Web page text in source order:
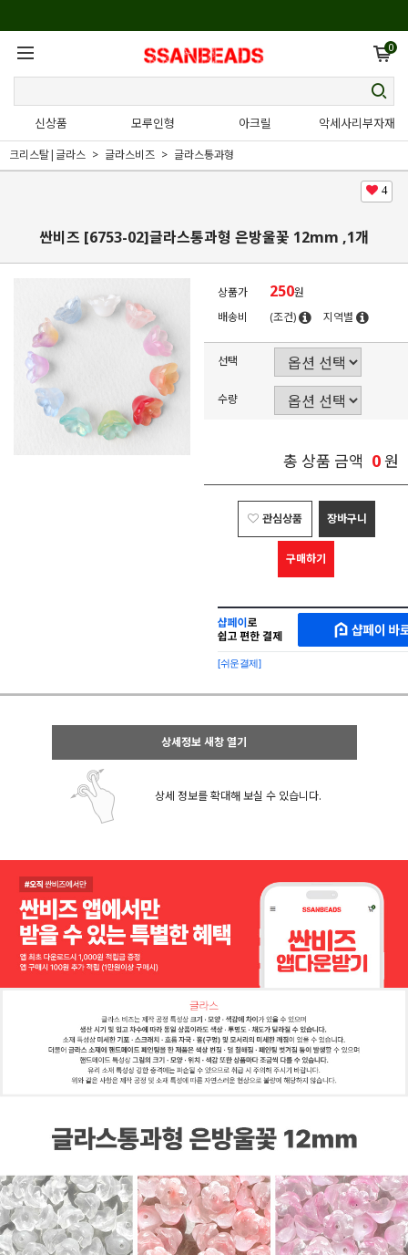
0
신상품 모루인형 아크릴 악세사리부자재
크리스탈|글라스 글라스비즈 글라스통과형
4
싼비즈 [6753-02]글라스통과형 은방울꽃 12mm ,1개
상품가 250원
배송비
(조건) 지역별
선택
수량
총 상품 금액 0원
관심상품 장바구니
구매하기
MAKESHOP
SHOPPAY
로
간
구
샵
페
페
이
구
[쉬운결제]
상세정보 새창 열기
상세 정보를 확대해 보실 수 있습니다.